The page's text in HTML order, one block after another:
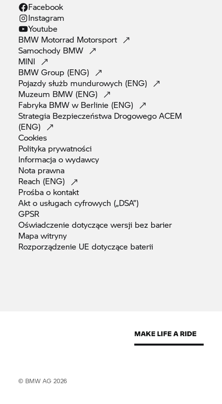
Facebook
Instagram
Youtube
BMW Motorrad Motorsport
Samochody BMW
MINI
BMW Group (ENG)
Pojazdy służb mundurowych (ENG)
Muzeum BMW (ENG)
Fabryka BMW w Berlinie (ENG)
Strategia Bezpieczeństwa Drogowego ACEM
(ENG)
Cookies
Polityka prywatności
Informacja owydawcy
Nota prawna
Reach (ENG)
Prośba o kontakt
Akt o usługach cyfrowych („DSA”)
GPSR
Oświadczenie dotyczące wersji bez barier
Mapawitryny
Rozporządzenie UE dotyczące baterii
© BMW AG 2026